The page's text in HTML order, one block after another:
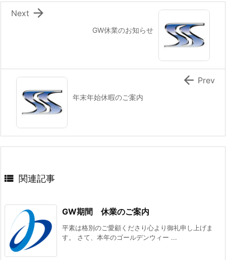
GW休業のお知らせ

Next
年末年始休暇のご案内
 Prev
 関連記事
GW期間 休業のご案内
平素は格別のご愛顧くださり心より御礼申し上げま
す。 さて、本年のゴールデンウィー ...